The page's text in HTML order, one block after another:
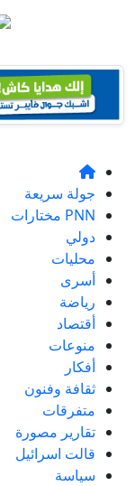
جولة سريعة
PNN مختارات
دولي
محليات
أسرى
رياضة
أقتصاد
منوعات
أفكار
ثقافة وفنون
متفرقات
تقارير مصورة
قالت اسرائيل
سياسة